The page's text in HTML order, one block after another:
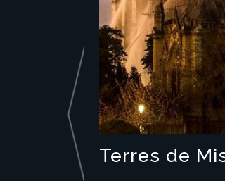
Terres de